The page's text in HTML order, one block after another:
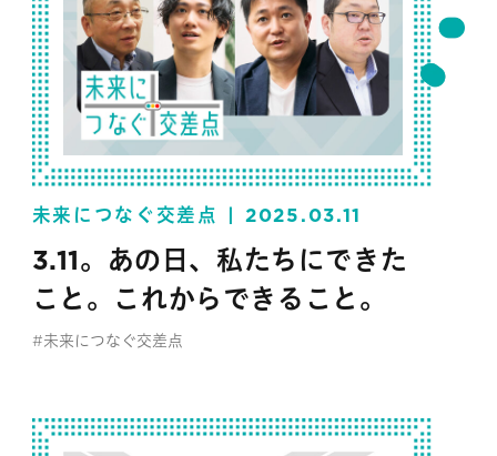
未来につなぐ交差点 2025.03.11
3.11。あの日、私たちにできた
こと。これからできること。
#未来につなぐ交差点